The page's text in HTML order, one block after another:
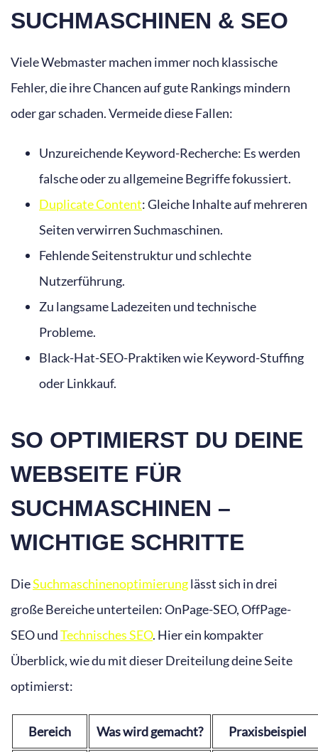
SUCHMASCHINEN & SEO
Viele Webmaster machen immer noch klassische
Fehler, die ihre Chancen auf gute Rankings mindern
oder gar schaden. Vermeide diese Fallen:
Unzureichende Keyword-Recherche: Es werden
falsche oder zu allgemeine Begriffe fokussiert.
Duplicate Content: Gleiche Inhalte auf mehreren
Seiten verwirren Suchmaschinen.
Fehlende Seitenstruktur und schlechte
Nutzerführung.
Zu langsame Ladezeiten und technische
Probleme.
Black-Hat-SEO-Praktiken wie Keyword-Stuffing
oder Linkkauf.
SO OPTIMIERST DU DEINE
WEBSEITE FÜR
SUCHMASCHINEN –
WICHTIGE SCHRITTE
DieSuchmaschinenoptimierunglässt sich in drei
große Bereiche unterteilen: OnPage-SEO, OffPage-
SEO undTechnisches SEO. Hier ein kompakter
Überblick, wie du mit dieser Dreiteilung deine Seite
optimierst:
Bereich Was wird gemacht? Praxisbeispiel